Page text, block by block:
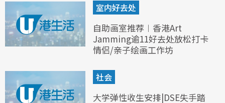
室内好去处
自助画室推荐︱香港Art
Jamming逾11好去处放松打卡
情侣/亲子绘画工作坊
社会
大学弹性收生安排|DSE失手踏